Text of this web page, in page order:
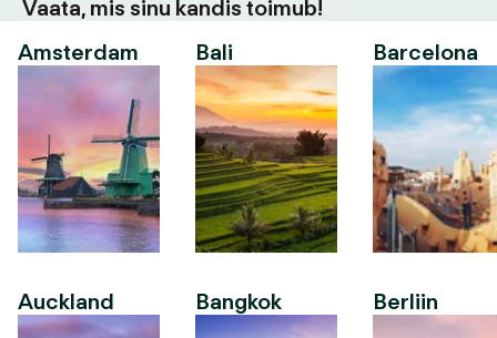
Vaata, mis sinu kandis toimub!
Amsterdam
Auckland
Bali
Bangkok
Barcelona
Berliin